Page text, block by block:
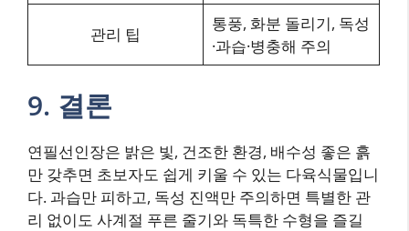
관리 팁
통풍, 화분 돌리기, 독성
·과습·병충해 주의
9. 결론
연필선인장은 밝은 빛, 건조한 환경, 배수성 좋은 흙
만 갖추면 초보자도 쉽게 키울 수 있는 다육식물입니
다. 과습만 피하고, 독성 진액만 주의하면 특별한 관
리 없이도 사계절 푸른 줄기와 독특한 수형을 즐길